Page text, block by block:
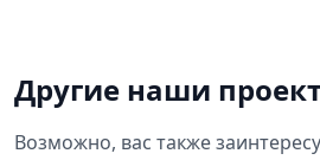
Другие наши
Возможно, вас также